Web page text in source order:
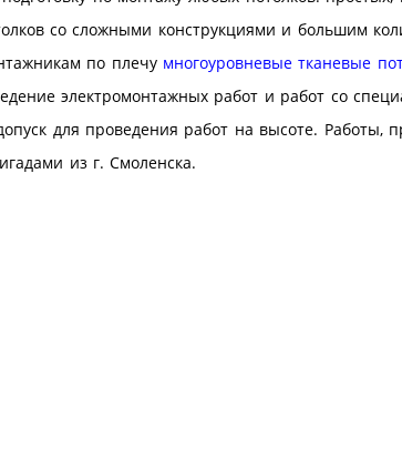
со сложными конструкциями и большим
по плечу многоуровневые тканевые
электромонтажных работ и работ со
для проведения работ на высоте. Работы,
из г. Смоленска.